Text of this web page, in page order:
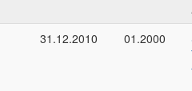
31.12.2010
01.2000